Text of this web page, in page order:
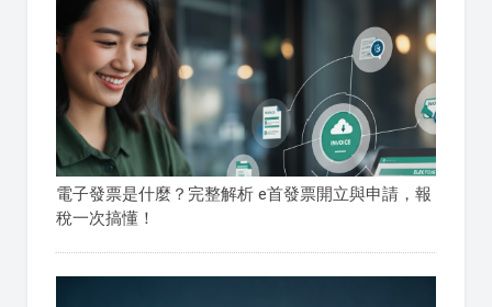
電子發票是什麼？完整解析 e首發票開立與申請，報
稅一次搞懂！